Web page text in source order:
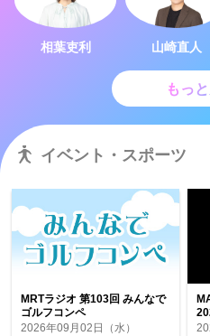
相葉吏利 山崎直人
もっ
イベント・スポーツ
MRTラジオ 第103回 みんなで
ゴルフコンペ
2026年09月02日（水）
-